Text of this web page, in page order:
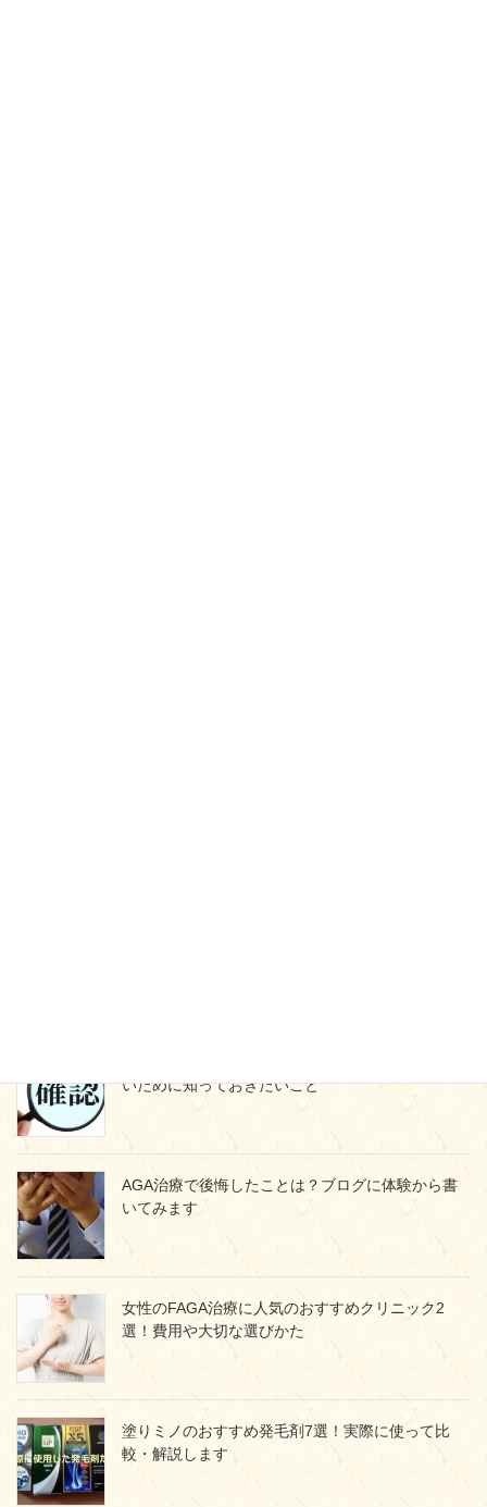
いために知っておきたいこと
AGA治療で後悔したことは？ブログに体験から書
いてみます
女性のFAGA治療に人気のおすすめクリニック2
選！費用や大切な選びかた
塗りミノのおすすめ発毛剤7選！実際に使って比
較・解説します